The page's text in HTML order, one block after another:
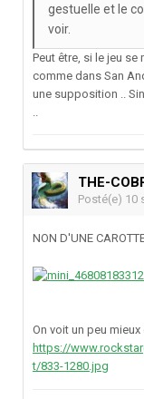
gestuelle et le
voir.
Peut être, si le jeu se
comme dans San
une supposition ..
THE-
Posté(e) 10
NON D'UNE
On voit un peu
https://
t/833-1280.jpg